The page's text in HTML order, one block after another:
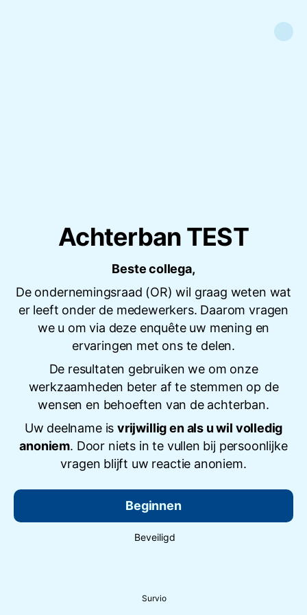
Achterban TEST
Beste collega,
De ondernemingsraad (OR) wil graag weten wat
er leeft onder de medewerkers. Daarom vragen
we u om via deze enquête uw mening en
ervaringen met ons te delen.
De resultaten gebruiken we om onze
werkzaamheden beter af te stemmen op de
wensen en behoeften van de achterban.
Uw deelname isvrijwillig en als u wil volledig
anoniem. Door niets in te vullen bij persoonlijke
vragen blijft uw reactie anoniem.
Beginnen
Beveiligd
Survio